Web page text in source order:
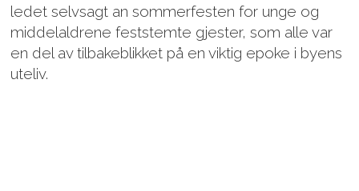
ledet selvsagt an sommerfesten for unge og
middelaldrene feststemte gjester, som alle var
en del av tilbakeblikket på en viktig epoke i byens
uteliv.